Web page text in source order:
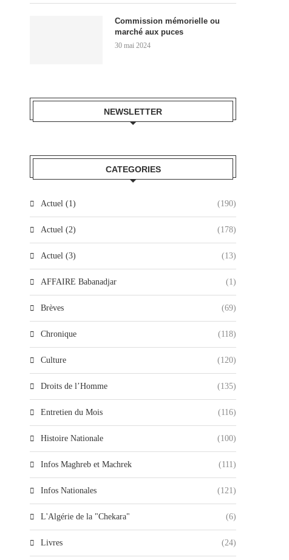
Commission mémorielle ou
marché aux puces
30 mai 2024
NEWSLETTER
CATEGORIES
Actuel (1) (190)
Actuel (2) (178)
Actuel (3) (13)
AFFAIRE Babanadjar (1)
Brèves (69)
Chronique (118)
Culture (120)
Droits de l’Homme (135)
Entretien du Mois (116)
Histoire Nationale (100)
Infos Maghreb et Machrek (111)
Infos Nationales (121)
L'Algérie de la "Chekara" (6)
Livres (24)